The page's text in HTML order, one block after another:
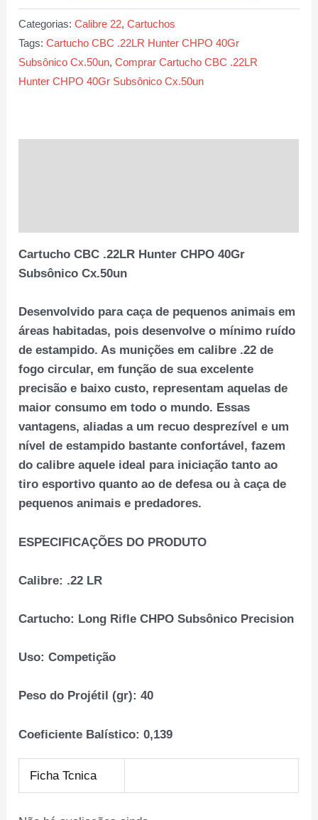
Categorias:Calibre 22,Cartuchos
Tags:Cartucho CBC .22LR Hunter CHPO 40Gr
Subsônico Cx.50un,Comprar Cartucho CBC .22LR
Hunter CHPO 40Gr Subsônico Cx.50un
Cartucho CBC .22LR Hunter CHPO 40Gr
Subsônico Cx.50un
Desenvolvido para caça de pequenos animais em
áreas habitadas, pois desenvolve o mínimo ruído
de estampido. As munições em calibre .22 de
fogo circular, em função de sua excelente
precisão e baixo custo, representam aquelas de
maior consumo em todo o mundo. Essas
vantagens, aliadas a um recuo desprezível e um
nível de estampido bastante confortável, fazem
do calibre aquele ideal para iniciação tanto ao
tiro esportivo quanto ao de defesa ou à caça de
pequenos animais e predadores.
ESPECIFICAÇÕES DO PRODUTO
Calibre: .22 LR
Cartucho: Long Rifle CHPO Subsônico Precision
Uso: Competição
Peso do Projétil (gr):40
Coeficiente Balístico: 0,139
Ficha Tcnica